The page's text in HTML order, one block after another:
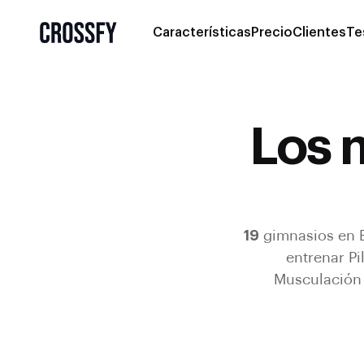
Características PrecioClientes
Los
19 gimnasios en
entrenar
Musculación